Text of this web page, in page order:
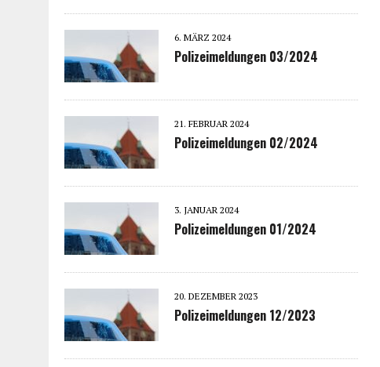
6. MÄRZ 2024
Polizeimeldungen 03/2024
21. FEBRUAR 2024
Polizeimeldungen 02/2024
3. JANUAR 2024
Polizeimeldungen 01/2024
20. DEZEMBER 2023
Polizeimeldungen 12/2023